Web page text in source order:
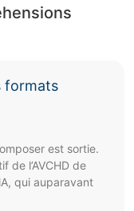
formats
est sortie.
de l’AVCHD de
qui auparavant